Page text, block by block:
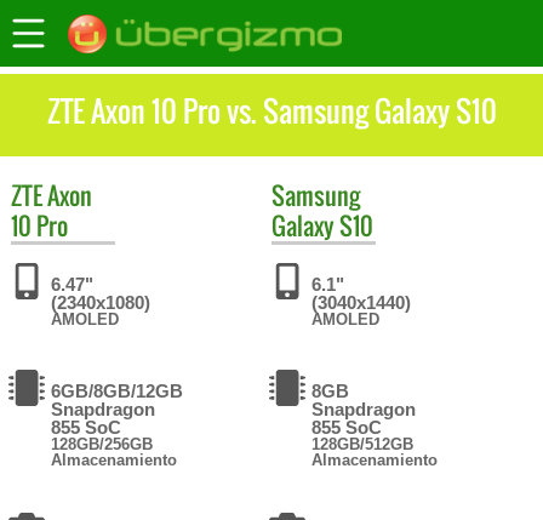
ZTE Axon 10 Pro vs. Samsung Galaxy S10
ZTEAxon
10 Pro
6.47"
(2340x1080)
AMOLED
6GB/8GB/12GB
Snapdragon
855 SoC
128GB/256GB
Almacenamiento
Samsung
Galaxy S10
6.1"
(3040x1440)
AMOLED
8GB
Snapdragon
855 SoC
128GB/512GB
Almacenamiento